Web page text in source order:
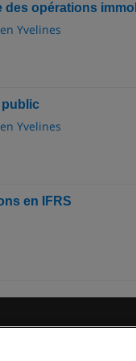
des opérations
Yvelines
public
Yvelines
en IFRS